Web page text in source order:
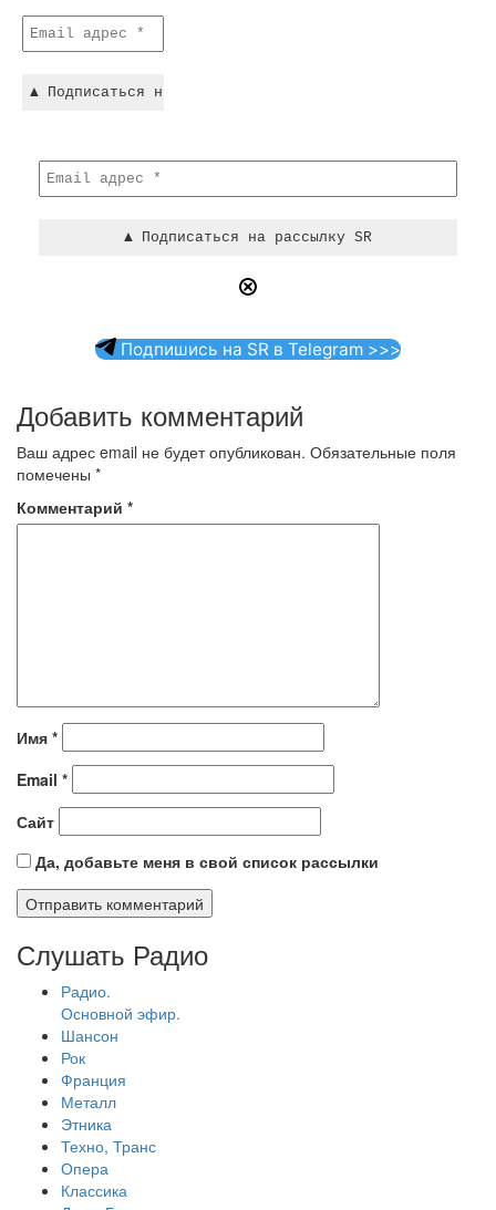
Подпишись на SR в Telegram >>>
Добавить комментарий
Ваш адрес email не будет опубликован. Обязательные поля
помечены *
Комментарий *
Имя *
Email *
Сайт
Да, добавьте меня в свой список рассылки
Слушать Радио
Радио.
Основной эфир.
Шансон
Рок
Франция
Металл
Этника
Техно, Транс
Опера
Классика